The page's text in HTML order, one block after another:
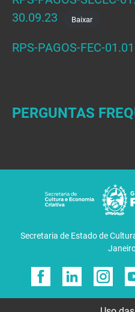
30.09.23
Baixar
RPS-PAGOS-FEC-
PERGUNTAS
Secretaria de Estado de